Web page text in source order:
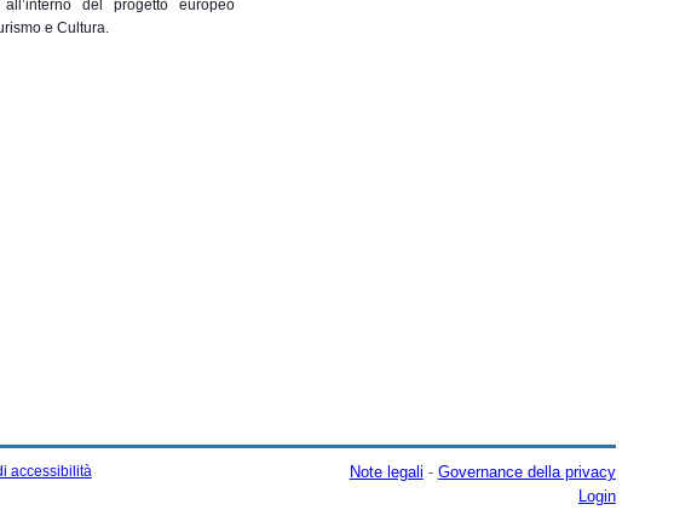
del progetto europeo
e Cultura.
accessibilità Note legali - Governance della privacy
Login